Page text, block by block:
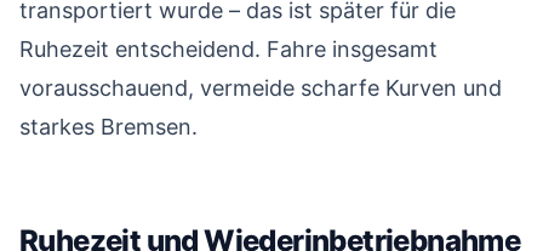
transportiert wurde – das ist später für die
Ruhezeit entscheidend. Fahre insgesamt
vorausschauend, vermeide scharfe Kurven und
starkes Bremsen.
Ruhezeit und Wiederinbetriebnahme